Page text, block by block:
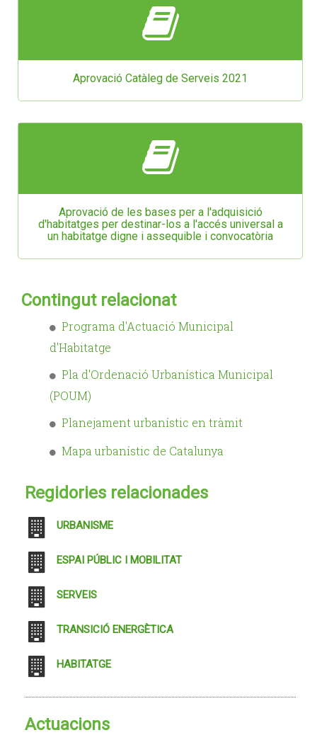
Aprovació Catàleg de Serveis 2021
Aprovació de les bases per a l'adquisició
d'habitatges per destinar-los a l'accés universal a
un habitatge digne i assequible i convocatòria
Contingut relacionat
Programa d'Actuació Municipal
d'Habitatge
Pla d'Ordenació Urbanística Municipal
(POUM)
Planejament urbanístic en tràmit
Mapa urbanístic de Catalunya
Regidories relacionades
URBANISME
ESPAI PÚBLIC I MOBILITAT
SERVEIS
TRANSICIÓ ENERGÈTICA
HABITATGE
Actuacions